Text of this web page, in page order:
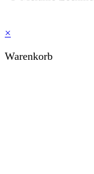
×
Warenkorb